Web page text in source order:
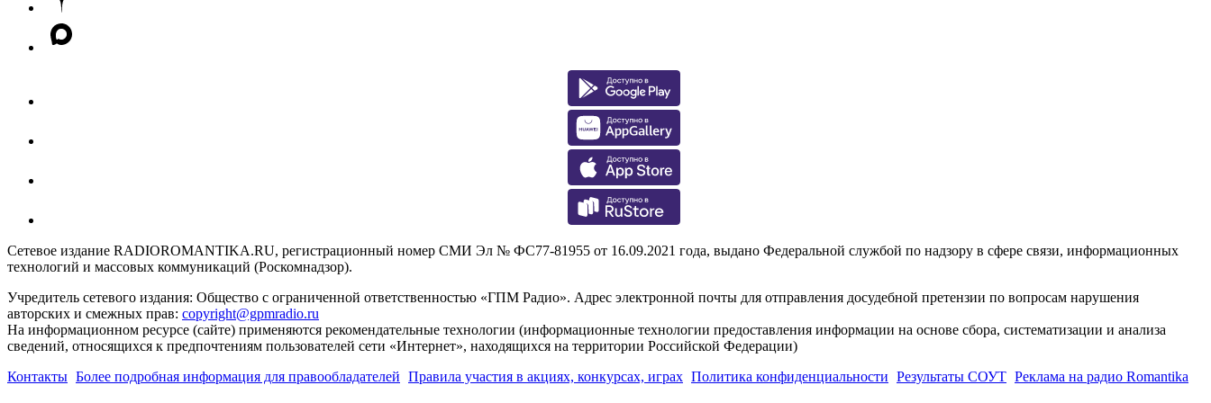
Сетевое издание RADIOROMANTIKA.RU, регистрационный номер СМИ Эл № ФС77-81955 от 16.09.2021 года, выдано Федеральной службой по надзору в сфере связи, информационных
технологий и массовых коммуникаций (Роскомнадзор).
Учредитель сетевого издания: Общество с ограниченной ответственностью «ГПМ Радио». Адрес электронной почты для отправления досудебной претензии по вопросам нарушения
авторских и смежных прав: copyright@gpmradio.ru
На информационном ресурсе (сайте) применяются рекомендательные технологии (информационные технологии предоставления информации на основе сбора, систематизации и анализа
сведений, относящихся к предпочтениям пользователей сети «Интернет», находящихся на территории Российской Федерации)
Контакты Более подробная информация для правообладателей Правила участия в акциях, конкурсах, играх Политика конфиденциальности Результаты СОУТ Реклама на радио Romantika